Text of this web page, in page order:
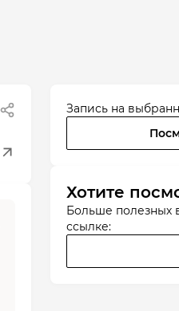
Запись на
Хотите
Больше полезных
ссылке: